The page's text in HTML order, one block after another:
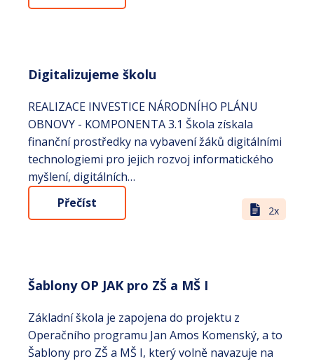
Digitalizujeme školu
REALIZACE INVESTICE NÁRODNÍHO PLÁNU
OBNOVY - KOMPONENTA 3.1 Škola získala
finanční prostředky na vybavení žáků digitálními
technologiemi pro jejich rozvoj informatického
myšlení, digitálních…
Přečíst
2x
Šablony OP JAK pro ZŠ a MŠ I
Základní škola je zapojena do projektu z
Operačního programu Jan Amos Komenský, a to
Šablony pro ZŠ a MŠ I, který volně navazuje na